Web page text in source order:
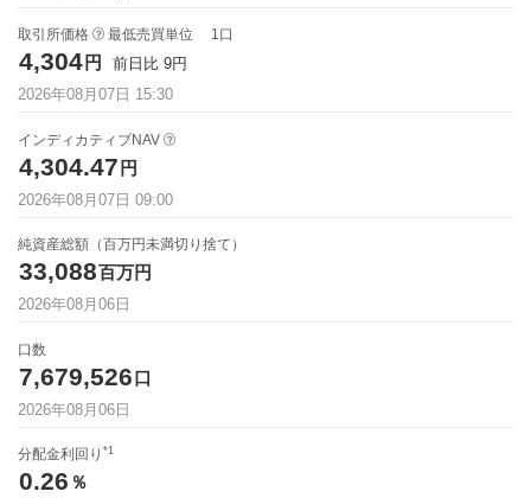
取引所価格 最低売買単位 1口
4,304 円 前日比 9円
2026年08月07日 15:30
インディカティブNAV
4,304.47 円
2026年08月07日 09:00
純資産総額（百万円未満切り捨て）
33,088百万円
2026年08月06日
口数
7,679,526口
2026年08月06日
分配金利回り *1
0.26 ％